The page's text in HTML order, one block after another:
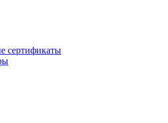
сертификаты